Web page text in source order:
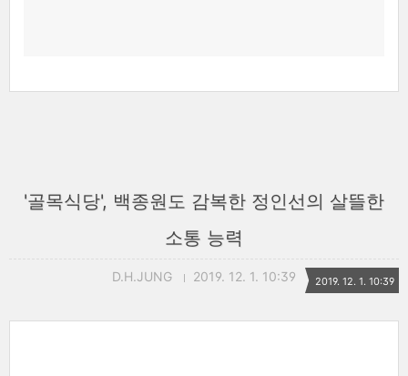
'골목식당', 백종원도 감복한 정인선의 살뜰한
소통 능력
D.H.JUNG 2019. 12. 1. 10:39 2019. 12. 1. 10:39